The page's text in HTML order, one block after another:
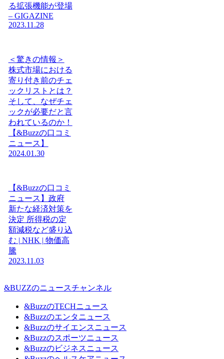
る拡張機能が登場
– GIGAZINE
2023.11.28
＜驚きの情報＞
株式市場における
寄り付き前のチェ
ックリストとは？
そして、なぜチェ
ックが必要だと言
われているのか！
【&Buzzの口コミ
ニュース】
2024.01.30
【&Buzzの口コミ
ニュース】政府
新たな経済対策を
決定 所得税の定
額減税など盛り込
む | NHK | 物価高
騰
2023.11.03
&BUZZのニュースチャンネル
&BuzzのTECHニュース
&Buzzのエンタニュース
&Buzzのサイエンスニュース
&Buzzのスポーツニュース
&Buzzのビジネスニュース